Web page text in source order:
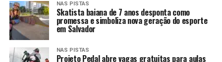
NAS PISTAS
Skatista baiana de 7 anos desponta como
promessa e simboliza nova geração do esporte
em Salvador
NAS PISTAS
Projeto Pedal abre vagas gratuitas para aulas